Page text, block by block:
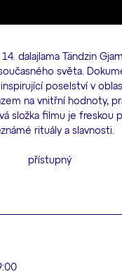
dalajlama Tändzin
světa.
poselství v
na vnitřní hodnoty,
složka filmu je freskou
rituály a slavnosti.
přístupný